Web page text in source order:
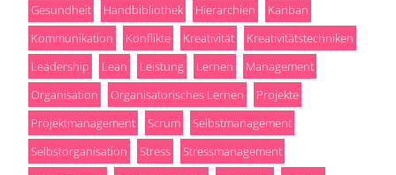
Gesundheit
Handbibliothek Hierarchien
Kanban
Kommunikation
Konflikte Kreativität
Kreativitätstechniken
Leadership
Lean Leistung Lernen
Management
Organisation
Organisatorisches Lernen
Projekte
Projektmanagement
Scrum
Selbstmanagement
Selbstorganisation
Stress
Stressmanagement